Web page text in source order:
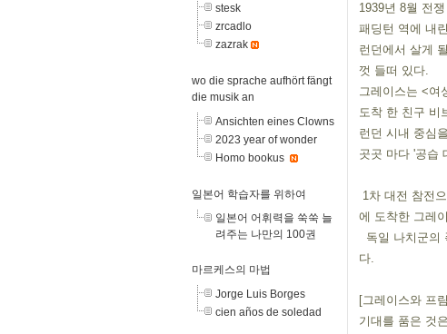
stesk
zrcadlo
zazrak
wo die sprache aufhört fängt
die musik an
Ansichten eines Clowns
2023 year of wonder
Homo bookus
일본어 학습자를 위하여
일본어 어휘력을 쑥쑥 늘
려주는 나만의 100권
마르케스의 마법
Jorge Luis Borges
cien años de soledad
1939년 8월 전
패딩턴 역에 내
런던에서 살게
껏 들떠 있다.
그레이스는 <여
도착 한 친구 비
런던 시내 중심
곳곳 마다 '공습
에 도착한 그레
다.
[그레이스와 프
기대를 품은 것